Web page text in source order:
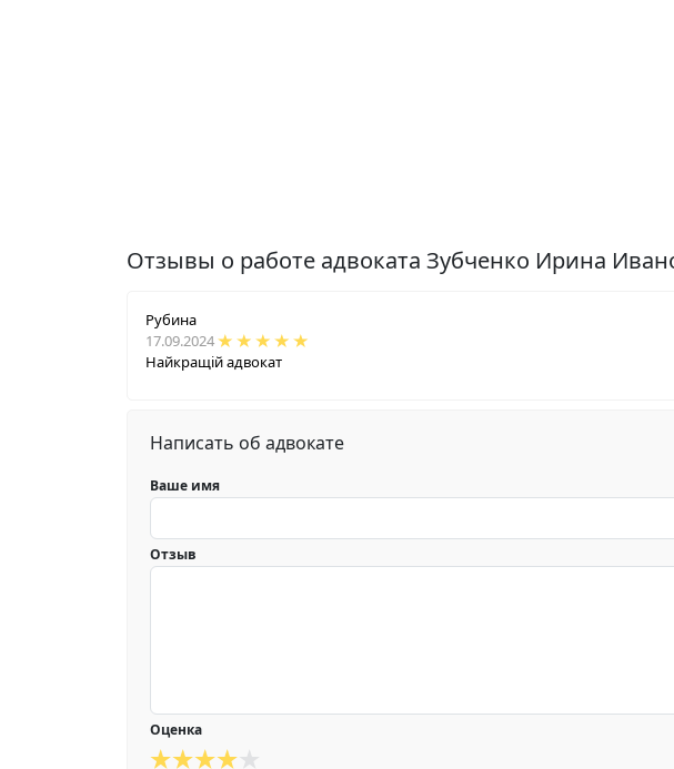
Отзывы о работе адвоката Зубченко Ирина
Рубина
17.09.2024
Найкращій адвокат
Написать об адвокате
Ваше имя
Отзыв
Оценка